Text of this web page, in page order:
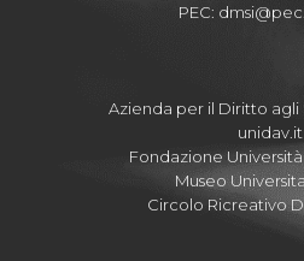
PEC:
Azienda per il Diritto agli
unidav.it
Fondazione
Museo
Circolo Ricreativo